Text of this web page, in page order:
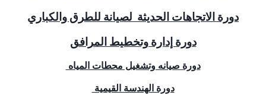
دورة الاتجاهات الحديثة
لصيانة للطرق والكباري
دورة إدارة وتخطيط المرافق
دورة صيانه وتشغيل محطات المياه
دورة الهندسة القيمية